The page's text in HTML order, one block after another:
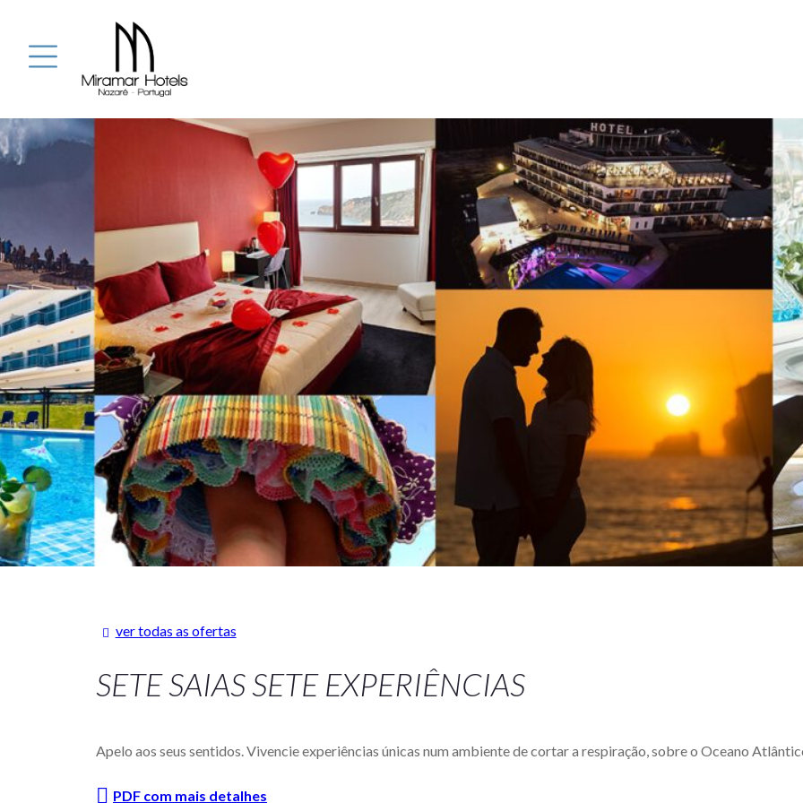
ver todas as ofertas
SETE SAIAS SETE EXPERIÊNCIAS
Apelo aos seus sentidos. Vivencie experiências únicas num ambiente de cortar a respiração, sobre o Oceano
PDF com mais detalhes
reservas@grupomiramar.pt